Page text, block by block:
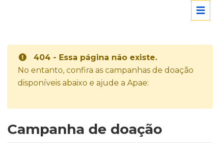
404 - Essa página não existe.
No entanto, confira as campanhas de doação
disponíveis abaixo e ajude a Apae:
Campanha de doação